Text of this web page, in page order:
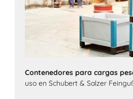
Contenedores para cargas
uso en Schubert & Salzer